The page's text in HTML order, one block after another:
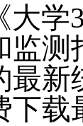
大
监
最新
下载